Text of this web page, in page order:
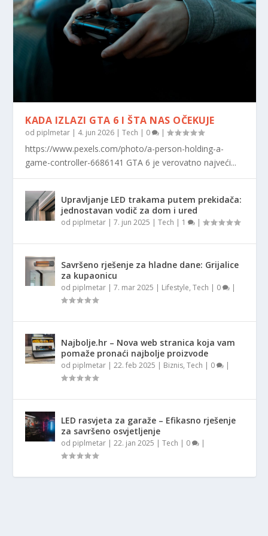
KADA IZLAZI GTA 6 I ŠTA NAS OČEKUJE
od piplmetar | 4. jun 2026 |Tech | 0 |
https://www.pexels.com/photo/a-person-holding-a-
game-controller-6686141 GTA 6 je verovatno najveći...
Upravljanje LED trakama putem prekidača:
jednostavan vodič za dom i ured
od piplmetar |7. jun 2025 |Tech | 1 |
Savršeno rješenje za hladne dane: Grijalice
za kupaonicu
od piplmetar |7. mar 2025 | Lifestyle,Tech | 0 |
Najbolje.hr – Nova web stranica koja vam
pomaže pronaći najbolje proizvode
od piplmetar |22. feb 2025 | Biznis,Tech | 0 |
LED rasvjeta za garaže – Efikasno rješenje
za savršeno osvjetljenje
od piplmetar |22. jan 2025 |Tech | 0 |